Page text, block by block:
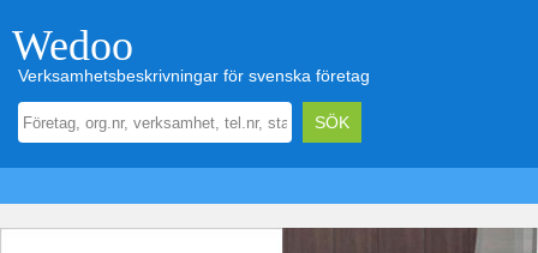
Wedoo
Verksamhetsbeskrivningar för svenska företag